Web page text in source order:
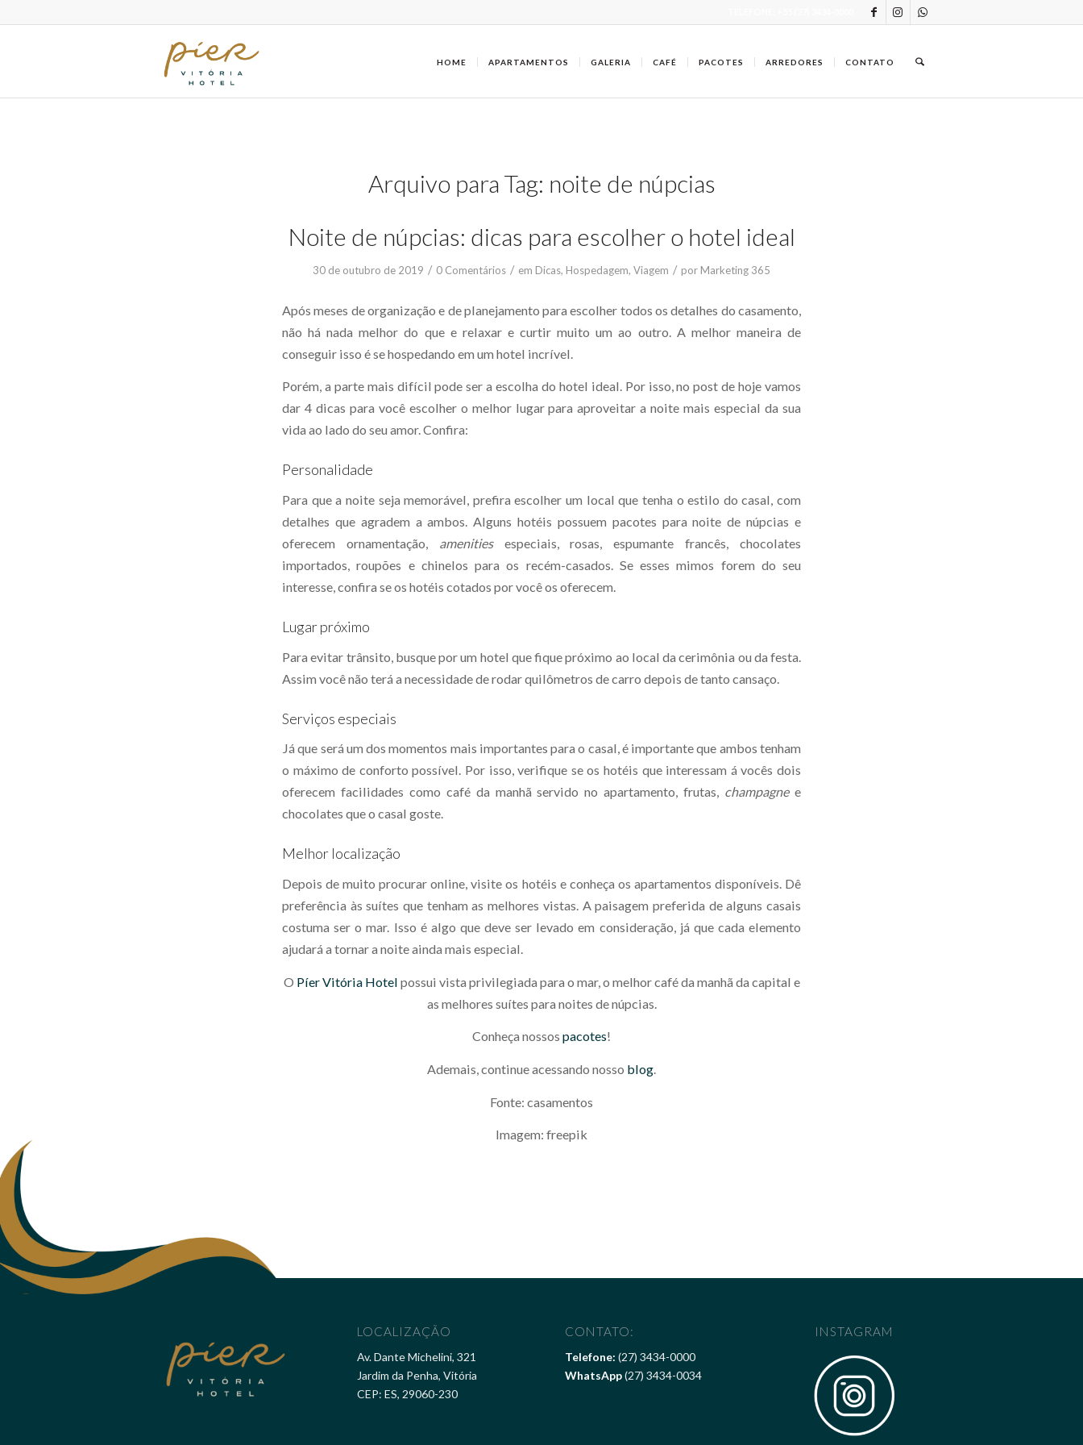
HOME APARTAMENTOS GALERIA CAFÉ PACOTES ARREDORES CONTATO
Arquivo para Tag: noite de núpcias
Noite de núpcias: dicas para escolher o hotel ideal
30 de outubro de 2019 / 0 Comentários / em Dicas, Hospedagem, Viagem / por Marketing 365
Após meses de organização e de planejamento para escolher todos os detalhes do casamento,
não há nada melhor do que e relaxar e curtir muito um ao outro. A melhor maneira de
conseguir isso é se hospedando em um hotel incrível.
Porém, a parte mais difícil pode ser a escolha do hotel ideal. Por isso, no post de hoje vamos
dar 4 dicas para você escolher o melhor lugar para aproveitar a noite mais especial da sua
vida ao lado do seu amor. Confira:
Personalidade
Para que a noite seja memorável, prefira escolher um local que tenha o estilo do casal, com
detalhes que agradem a ambos. Alguns hotéis possuem pacotes para noite de núpcias e
oferecem ornamentação, amenitiesespeciais, rosas, espumante francês, chocolates
importados, roupões e chinelos para os recém-casados. Se esses mimos forem do seu
interesse, confira se os hotéis cotados por você os oferecem.
Lugar próximo
Para evitar trânsito, busque por um hotel que fique próximo ao local da cerimônia ou da festa.
Assim você não terá a necessidade de rodar quilômetros de carro depois de tanto cansaço.
Serviços especiais
Já que será um dos momentos mais importantes para o casal, é importante que ambos tenham
o máximo de conforto possível. Por isso, verifique se os hotéis que interessam á vocês dois
oferecem facilidades como café da manhã servido no apartamento, frutas, champagnee
chocolates que o casal goste.
Melhor localização
Depois de muito procurar online, visite os hotéis e conheça os apartamentos disponíveis. Dê
preferência às suítes que tenham as melhores vistas. A paisagem preferida de alguns casais
costuma ser o mar. Isso é algo que deve ser levado em consideração, já que cada elemento
ajudará a tornar a noite ainda mais especial.
O Píer Vitória Hotel possui vista privilegiada para o mar, o melhor café da manhã da capital e
as melhores suítes para noites de núpcias.
Conheça nossos pacotes!
Ademais, continue acessando nosso blog.
Fonte: casamentos
Imagem: freepik
LOCALIZAÇÃO
Av. Dante Michelini, 321
Jardim da Penha, Vitória
CEP: ES, 29060-230
CONTATO:
Telefone: (27) 3434-0000
WhatsApp(27) 3434-0034
INSTAGRAM